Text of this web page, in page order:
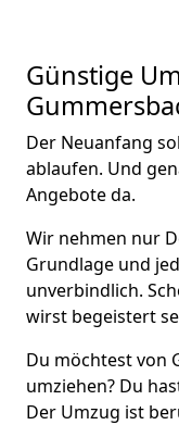
Günstige
Der Neuanfang
ablaufen. Und
Angebote da.
Wir nehmen nur
Grundlage und
unverbindlich.
wirst begeistert
Du möchtest von
umziehen? Du
Der Umzug ist